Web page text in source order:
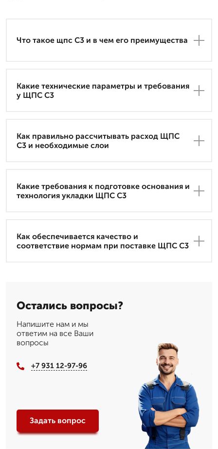
Что такое щпс С3 и в чем его преимущества
Какие технические параметры и требования
у ЩПС С3
Как правильно рассчитывать расход ЩПС
С3 и необходимые слои
Какие требования к подготовке основания и
технология укладки ЩПС С3
Как обеспечивается качество и
соответствие нормам при поставке ЩПС С3
Остались вопросы?
Напишите нам и мы
ответим на все Ваши
вопросы
+7 931 12-97-96
Задать вопрос